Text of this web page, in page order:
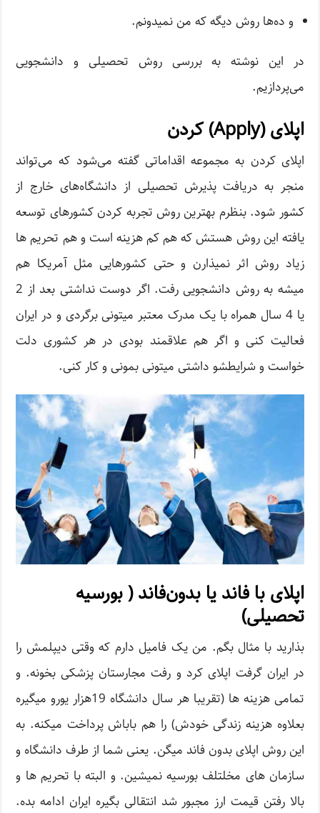
و ده‌ها روش دیگه که من نمیدونم.
در این نوشته به بررسی روش تحصیلی و دانشجویی
می‌پردازیم.
اپلای (Apply) کردن
اپلای کردن به مجموعه اقداماتی گفته می‌شود که می‌تواند
منجر به دریافت پذیرش تحصیلی از دانشگاه‌های خارج از
کشور شود. بنظرم بهترین روش تجربه کردن کشورهای توسعه
یافته این روش هستش که هم کم هزینه است و هم تحریم ها
زیاد روش اثر نمیذارن و حتی کشورهایی مثل آمریکا هم
میشه به روش دانشجویی رفت. اگر دوست نداشتی بعد از 2
یا 4 سال همراه با یک مدرک معتبر میتونی برگردی و در ایران
فعالیت کنی و اگر هم علاقمند بودی در هر کشوری دلت
خواست و شرایطشو داشتی میتونی بمونی و کار کنی.
اپلای با فاند یا بدون‌فاند ( بورسیه
تحصیلی)
بذارید با مثال بگم. من یک فامیل دارم که وقتی دیپلمش را
در ایران گرفت اپلای کرد و رفت مجارستان پزشکی بخونه. و
تمامی هزینه ها (تقریبا هر سال دانشگاه 19هزار یورو میگیره
بعلاوه هزینه زندگی خودش) را هم باباش پرداخت میکنه. به
این روش اپلای بدون فاند میگن. یعنی شما از طرف دانشگاه و
سازمان های مخلتلف بورسیه نمیشین. و البته با تحریم ها و
بالا رفتن قیمت ارز مجبور شد انتقالی بگیره ایران ادامه بده.